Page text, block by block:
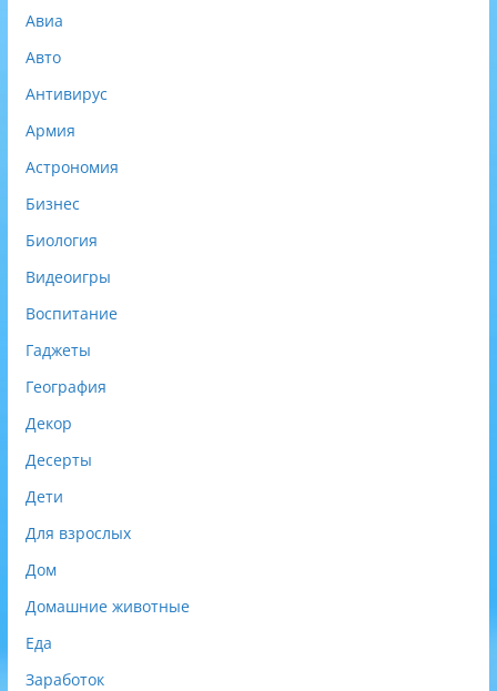
Авиа
Авто
Антивирус
Армия
Астрономия
Бизнес
Биология
Видеоигры
Воспитание
Гаджеты
География
Декор
Десерты
Дети
Для взрослых
Дом
Домашние животные
Еда
Заработок